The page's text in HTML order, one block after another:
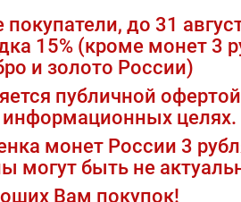
до 31
15% (кроме монет 3
и золото России)
публичной
информационных целях.
монет России 3
могут быть не
Вам покупок!